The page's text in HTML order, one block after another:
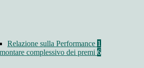
Relazione sulla Performance 1
complessivo dei premi 6